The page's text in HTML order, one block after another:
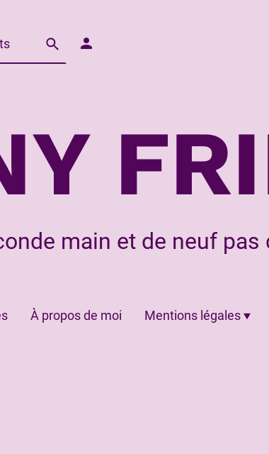
main et de neuf pas
À propos de moi Mentions légales